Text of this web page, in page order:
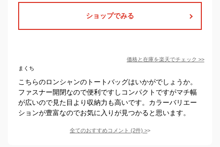
ショップでみる
価格と在庫を楽天でチェック >>
まくち
こちらのロンシャンのトートバッグはいかがでしょうか。
ファスナー開閉なので便利ですしコンパクトですがマチ幅
が広いので見た目より収納力も高いです。カラーバリエー
ションが豊富なのでお気に入りが見つかると思います。
全てのおすすめコメント (2件) >